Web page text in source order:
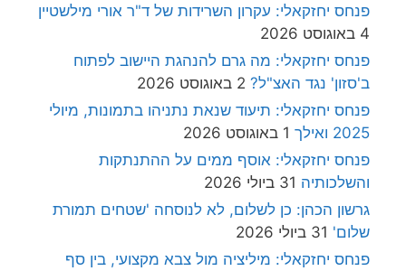
פנחס יחזקאלי: עקרון השרידות של ד"ר אורי מילשטיין
4 באוגוסט 2026
פנחס יחזקאלי: מה גרם להנהגת היישוב לפתוח
ב'סזון' נגד האצ"ל? 2 באוגוסט 2026
פנחס יחזקאלי: תיעוד שנאת נתניהו בתמונות, מיולי
2025 ואילך
1 באוגוסט 2026
פנחס יחזקאלי: אוסף ממים על ההתנתקות
והשלכותיה 31 ביולי 2026
גרשון הכהן: כן לשלום, לא לנוסחה 'שטחים תמורת
שלום' 31 ביולי 2026
פנחס יחזקאלי: מיליציה מול צבא מקצועי, בין סף